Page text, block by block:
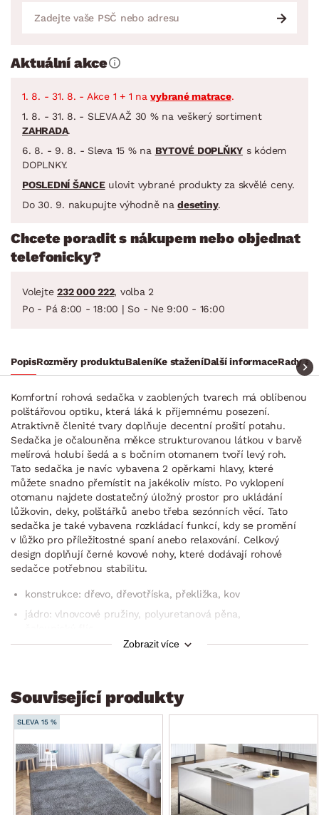
Aktuální akce
1. 8. - 31. 8. - Akce 1 + 1 navybrané matrace.
1. 8. - 31. 8. - SLEVA AŽ 30 % na veškerý sortiment
ZAHRADA.
6. 8. - 9. 8. - Sleva 15 % na BYTOVÉ DOPLŇKY s kódem
DOPLNKY.
POSLEDNÍ ŠANCEulovit vybrané produkty za skvělé ceny.
Do 30. 9. nakupujte výhodně nadesetiny.
Chcete poradit s nákupem nebo objednat
telefonicky?
Volejte 232 000 222, volba 2
Po - Pá 8:00 - 18:00 | So - Ne 9:00 - 16:00
PopisRozměry produktuBaleníKe staženíDalší informaceRady a
Komfortní rohová sedačka v zaoblených tvarech má oblíbenou
polštářovou optiku, která láká k příjemnému posezení.
Atraktivně členité tvary doplňuje decentní prošití potahu.
Sedačka je očalouněna měkce strukturovanou látkou v barvě
melírová holubí šedá a s bočním otomanem tvoří levý roh.
Tato sedačka je navíc vybavena 2 opěrkami hlavy, které
můžete snadno přemístit na jakékoliv místo. Po vyklopení
otomanu najdete dostatečný úložný prostor pro ukládání
lůžkovin, deky, polštářků anebo třeba sezónních věcí. Tato
sedačka je také vybavena rozkládací funkcí, kdy se promění
v lůžko pro příležitostné spaní anebo relaxování. Celkový
design doplňují černé kovové nohy, které dodávají rohové
sedačce potřebnou stabilitu.
konstrukce: dřevo, dřevotříska, překližka, kov
jádro: vlnovcové pružiny, polyuretanová pěna,
potah: látka Aragon 90 – měkce strukturovaná žinilková
včetně potažení zadní části (možné umístění i v prostoru)
členitá polštářová optika
rohový půdorys – levý roh (otoman umístěn vlevo)
pravá područka: měkce vypolstrovaná
sedák: měkčí komfort, prostorný
Zobrazit více
Související produkty
SLEVA 15 %